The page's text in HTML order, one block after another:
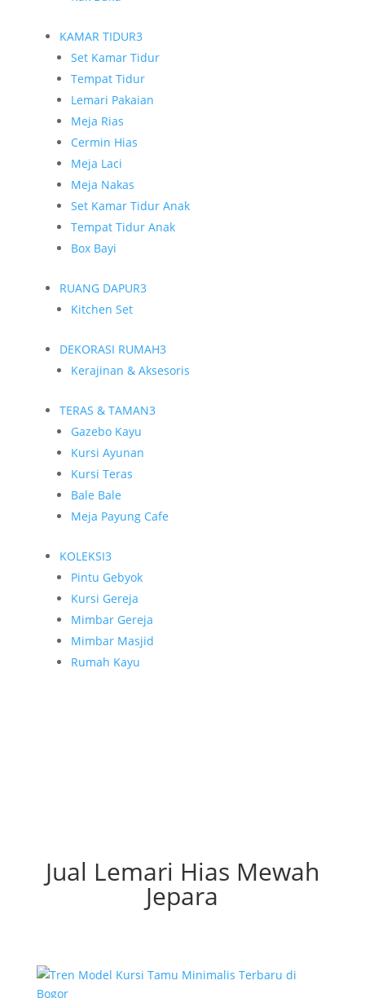
KAMAR TIDUR3
Set Kamar Tidur
Tempat Tidur
Lemari Pakaian
Meja Rias
Cermin Hias
Meja Laci
Meja Nakas
Set Kamar Tidur Anak
Tempat Tidur Anak
Box Bayi
RUANG DAPUR3
Kitchen Set
DEKORASI RUMAH3
Kerajinan & Aksesoris
TERAS & TAMAN3
Gazebo Kayu
Kursi Ayunan
Kursi Teras
Bale Bale
Meja Payung Cafe
KOLEKSI3
Pintu Gebyok
Kursi Gereja
Mimbar Gereja
Mimbar Masjid
Rumah Kayu
Jual Lemari Hias Mewah
Jepara